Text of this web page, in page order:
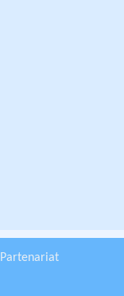
Partenariat